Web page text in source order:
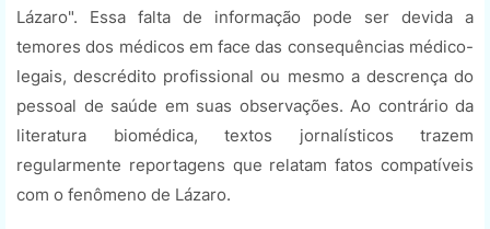
Lázaro". Essa falta de informação pode ser devida a
temores dos médicos em face das consequências médico-
legais, descrédito profissional ou mesmo a descrença do
pessoal de saúde em suas observações. Ao contrário da
literatura biomédica, textos jornalísticos trazem
regularmente reportagens que relatam fatos compatíveis
com o fenômeno de Lázaro.